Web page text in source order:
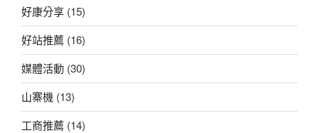
好康分享 (15)
好站推薦 (16)
媒體活動 (30)
山寨機 (13)
工商推薦 (14)